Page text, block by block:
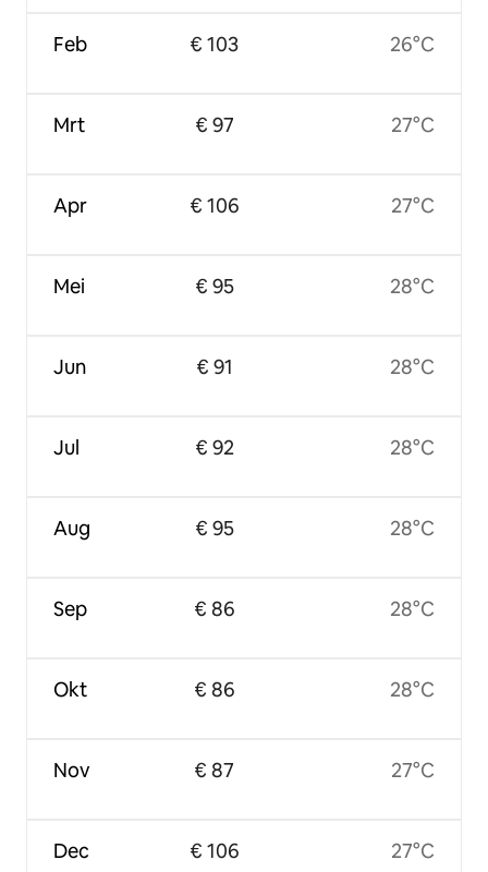
Feb
Mrt
Apr
Mei
Jun
Jul
Aug
Sep
Okt
Nov
Dec
€ 103
€ 97
€ 106
€ 95
€ 91
€ 92
€ 95
€ 86
€ 86
€ 87
€ 106
26°C
27°C
27°C
28°C
28°C
28°C
28°C
28°C
28°C
27°C
27°C